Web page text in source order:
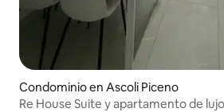
Condominio en Ascoli Piceno
Re House Suite y apartamento de lujo